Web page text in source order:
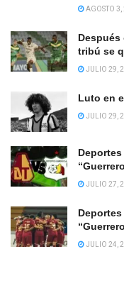
AGOSTO
tribú se
JULIO 29,
Luto en
JULIO 29,
JULIO 27,
JULIO 24,